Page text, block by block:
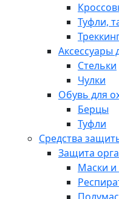
Туфли,
Аксессуары
Стельки
Чулки
Обувь для
Берцы
Туфли
Средства
Защита
Маски и